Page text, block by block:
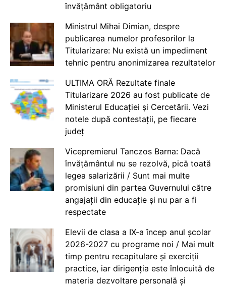
învățământ obligatoriu
Ministrul Mihai Dimian, despre
publicarea numelor profesorilor la
Titularizare: Nu există un impediment
tehnic pentru anonimizarea rezultatelor
ULTIMA ORĂ Rezultate finale
Titularizare 2026 au fost publicate de
Ministerul Educației și Cercetării. Vezi
notele după contestații, pe fiecare
județ
Vicepremierul Tanczos Barna: Dacă
învățământul nu se rezolvă, pică toată
legea salarizării / Sunt mai multe
promisiuni din partea Guvernului către
angajații din educație și nu par a fi
respectate
Elevii de clasa a IX-a încep anul școlar
2026-2027 cu programe noi / Mai mult
timp pentru recapitulare și exerciții
practice, iar dirigenția este înlocuită de
materia dezvoltare personală și